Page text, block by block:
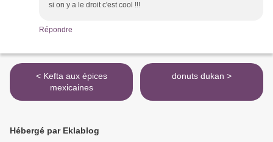
si on y a le droit c'est cool !!!
Répondre
< Kefta aux épices
mexicaines
donuts dukan >
Hébergé par Eklablog